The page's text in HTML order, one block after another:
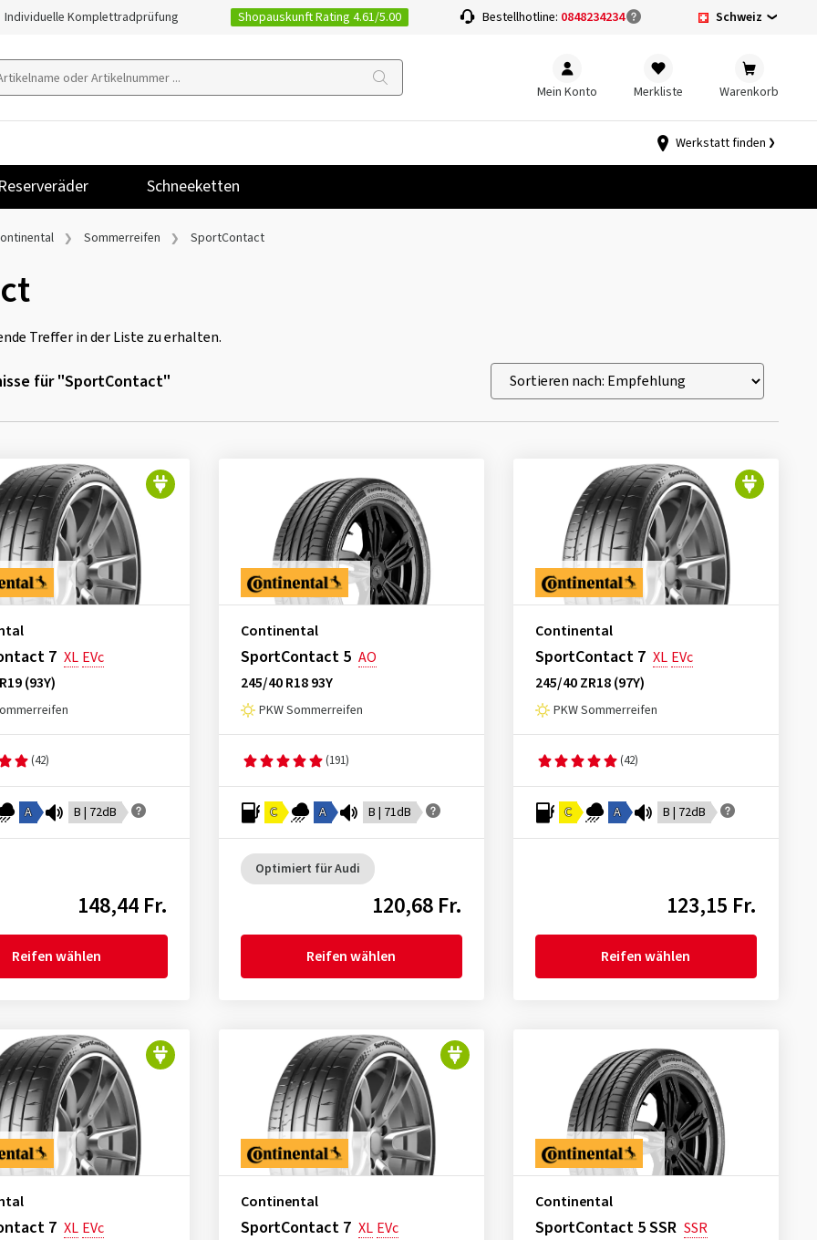
Individuelle Komplettradprüfung Shopauskunft Rating 4.61/5.00 Bestellhotline: 0848234234 Schweiz
Mein Konto Merkliste Warenkorb
Reserveräder Schneeketten
Werkstatt finden
Sommerreifen SportContact
Treffer in der Liste zu erhalten.
für "SportContact"
7 XL EVc
(93Y)
(42)
A B | 72dB
148,44 Fr.
Reifen wählen
Continental
SportContact 5 AO
245/40 R18 93Y
PKW Sommerreifen
(191)
C A B | 71dB
Optimiert für Audi
120,68 Fr.
Reifen wählen
Continental
SportContact 7 XL EVc
245/40 ZR18 (97Y)
PKW Sommerreifen
(42)
C A B | 72dB
123,15 Fr.
Reifen wählen
7 XL EVc
Continental
SportContact 7 XL EVc
Continental
SportContact 5 SSR SSR